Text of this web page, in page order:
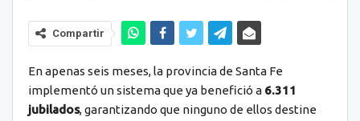
Compartir
En apenas seis meses, la provincia de Santa Fe
implementó un sistema que ya benefició a 6.311
jubilados, garantizando que ninguno de ellos destine